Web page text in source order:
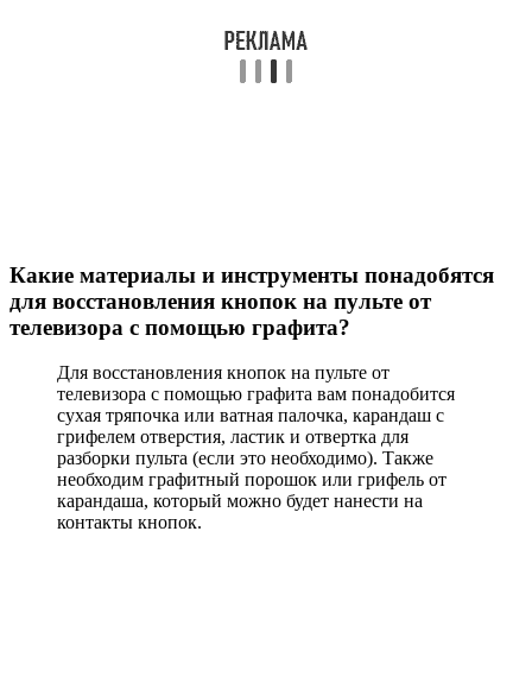
Какие материалы и инструменты понадобятся
для восстановления кнопок на пульте от
телевизора с помощью графита?
Для восстановления кнопок на пульте от
телевизора с помощью графита вам понадобится
сухая тряпочка или ватная палочка, карандаш с
грифелем отверстия, ластик и отвертка для
разборки пульта (если это необходимо). Также
необходим графитный порошок или грифель от
карандаша, который можно будет нанести на
контакты кнопок.